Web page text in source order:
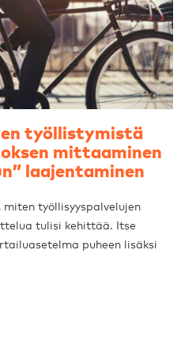
työllistymistä
mittaaminen
laajentaminen
työllisyyspalvelujen
tulisi kehittää. Itse
puheen lisäksi